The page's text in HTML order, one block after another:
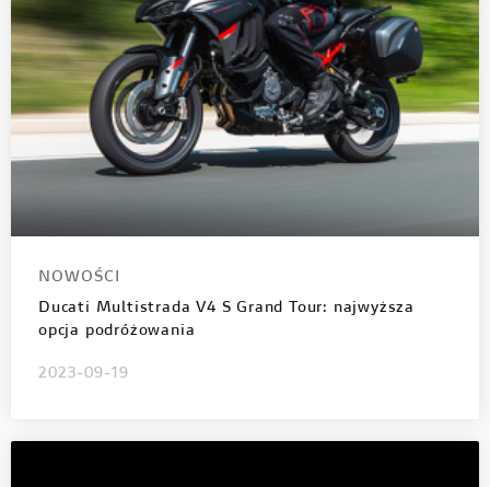
NOWOŚCI
Ducati Multistrada V4 S Grand Tour: najwyższa
opcja podróżowania
2023-09-19